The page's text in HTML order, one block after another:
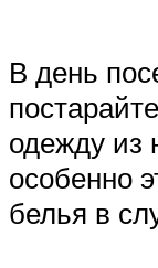
В день
одежду из
особенно
белья в